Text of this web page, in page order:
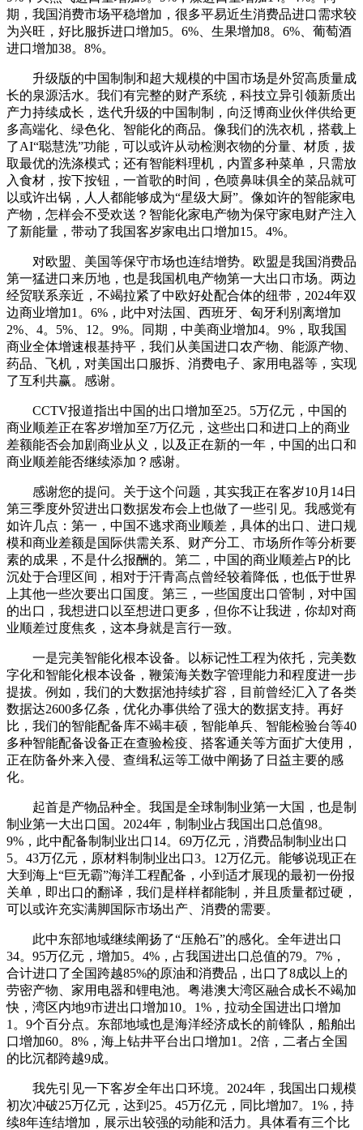
期，我国消费市场平稳增加，很多平易近生消费品进口需求较
为兴旺，好比服拆进口增加5。6%、生果增加8。6%、葡萄酒
进口增加38。8%。
升级版的中国制制和超大规模的中国市场是外贸高质量成
长的泉源活水。我们有完整的财产系统，科技立异引领新质出
产力持续成长，迭代升级的中国制制，向泛博商业伙伴供给更
多高端化、绿色化、智能化的商品。像我们的洗衣机，搭载上
了AI“聪慧洗”功能，可以或许从动检测衣物的分量、材质，拔
取最优的洗涤模式；还有智能料理机，内置多种菜单，只需放
入食材，按下按钮，一首歌的时间，色喷鼻味俱全的菜品就可
以或许出锅，人人都能够成为“星级大厨”。像如许的智能家电
产物，怎样会不受欢送？智能化家电产物为保守家电财产注入
了新能量，带动了我国客岁家电出口增加15。4%。
对欧盟、美国等保守市场也连结增势。欧盟是我国消费品
第一猛进口来历地，也是我国机电产物第一大出口市场。两边
经贸联系亲近，不竭拉紧了中欧好处配合体的纽带，2024年双
边商业增加1。6%，此中对法国、西班牙、匈牙利别离增加
2%、4。5%、12。9%。同期，中美商业增加4。9%，取我国
商业全体增速根基持平，我们从美国进口农产物、能源产物、
药品、飞机，对美国出口服拆、消费电子、家用电器等，实现
了互利共赢。感谢。
CCTV报道指出中国的出口增加至25。5万亿元，中国的
商业顺差正在客岁增加至7万亿元，这些出口和进口上的商业
差额能否会加剧商业从义，以及正在新的一年，中国的出口和
商业顺差能否继续添加？感谢。
感谢您的提问。关于这个问题，其实我正在客岁10月14日
第三季度外贸进出口数据发布会上也做了一些引见。我感觉有
如许几点：第一，中国不逃求商业顺差，具体的出口、进口规
模和商业差额是国际供需关系、财产分工、市场所作等分析要
素的成果，不是什么报酬的。第二，中国的商业顺差占P的比
沉处于合理区间，相对于汗青高点曾经较着降低，也低于世界
上其他一些次要出口国度。第三，一些国度出口管制，对中国
的出口，我想进口以至想进口更多，但你不让我进，你却对商
业顺差过度焦炙，这本身就是言行一致。
一是完美智能化根本设备。以标记性工程为依托，完美数
字化和智能化根本设备，鞭策海关数字管理能力和程度进一步
提拔。例如，我们的大数据池持续扩容，目前曾经汇入了各类
数据达2600多亿条，优化办事供给了强大的数据支持。再好
比，我们的智能配备库不竭丰硕，智能单兵、智能检验台等40
多种智能配备设备正在查验检疫、搭客通关等方面扩大使用，
正在防备外来入侵、查缉私运等工做中阐扬了日益主要的感
化。
起首是产物品种全。我国是全球制制业第一大国，也是制
制业第一大出口国。2024年，制制业占我国出口总值98。
9%，此中配备制制业出口14。69万亿元，消费品制制业出口
5。43万亿元，原材料制制业出口3。12万亿元。能够说现正在
大到海上“巨无霸”海洋工程配备，小到适才展现的最初一份报
关单，即出口的翻译，我们是样样都能制，并且质量都过硬，
可以或许充实满脚国际市场出产、消费的需要。
此中东部地域继续阐扬了“压舱石”的感化。全年进出口
34。95万亿元，增加5。4%，占我国进出口总值的79。7%，
合计进口了全国跨越85%的原油和消费品，出口了8成以上的
劳密产物、家用电器和锂电池。粤港澳大湾区融合成长不竭加
快，湾区内地9市进出口增加10。1%，拉动全国进出口增加
1。9个百分点。东部地域也是海洋经济成长的前锋队，船舶出
口增加60。8%，海上钻井平台出口增加1。2倍，二者占全国
的比沉都跨越9成。
我先引见一下客岁全年出口环境。2024年，我国出口规模
初次冲破25万亿元，达到25。45万亿元，同比增加7。1%，持
续8年连结增加，展示出较强的动能和活力。具体看有三个比